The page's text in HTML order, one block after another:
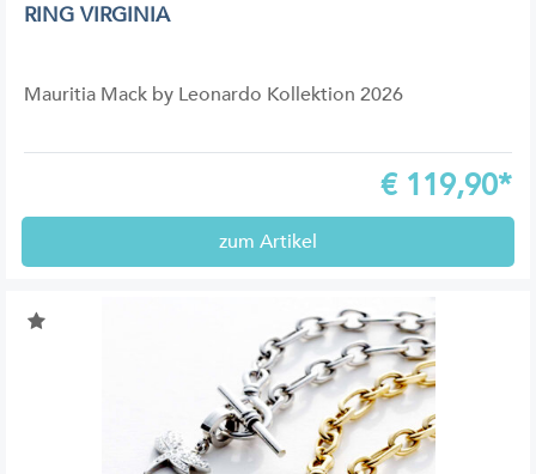
RING VIRGINIA
Mauritia Mack by Leonardo Kollektion 2026
€ 119,90*
zum Artikel